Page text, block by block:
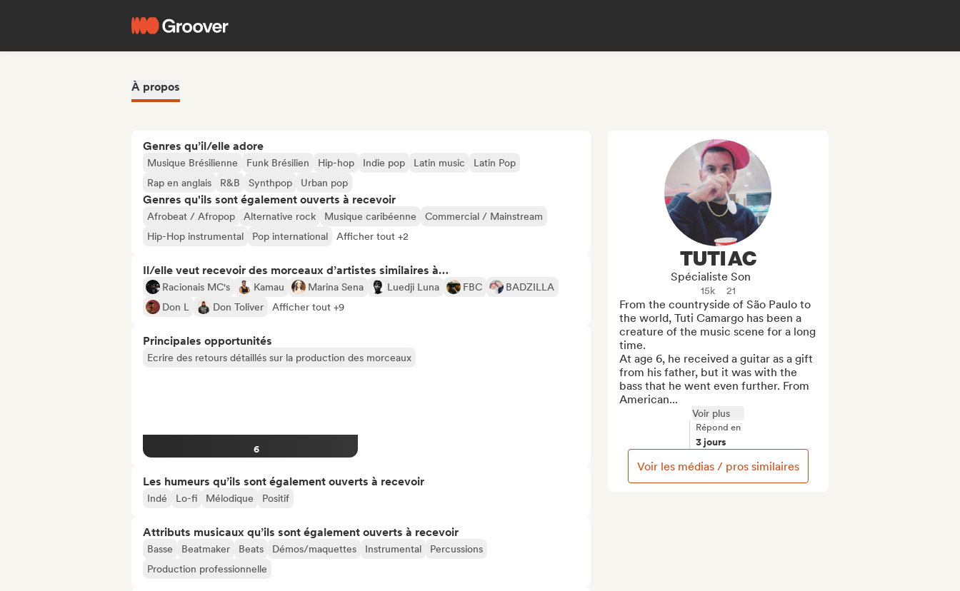
À propos
Genres qu’il/elle adore
Musique Brésilienne Funk Brésilien Hip-hop Indie pop Latin music
Latin Pop
Rap en anglais
R&B Synthpop Urban pop
Genres qu'ils sont également ouverts à recevoir
Afrobeat / Afropop Alternative rock Musique caribéenne
Commercial / Mainstream
Hip-Hop instrumental
Pop international Afficher tout +2
Il/elle veut recevoir des morceaux d’artistes similaires à…
Racionais MC's Kamau Marina Sena Luedji Luna FBC
BADZILLA
Don L
Don Toliver Afficher tout +9
Principales opportunités
Ecrire des retours détaillés sur la production des morceaux
6
Les humeurs qu’ils sont également ouverts à recevoir
Indé Lo-fi Mélodique Positif
Attributs musicaux qu’ils sont également ouverts à recevoir
Basse Beatmaker Beats Démos/maquettes Instrumental
Percussions
Production professionnelle
TUTI AC
Spécialiste Son
15k 21
From the countryside of São Paulo to
the world, Tuti Camargo has been a
creature of the music scene for a long
time.
At age 6, he received a guitar as a gift
from his father, but it was with the
bass that he went even further. From
American...
Voir plus
Répond en
3 jours
Voir les médias / pros similaires